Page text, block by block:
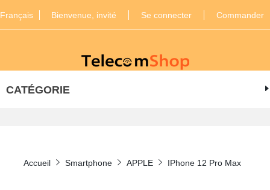
Français Bienvenue, invité Se connecter Commander
CATÉGORIE
Accueil Smartphone APPLE IPhone 12 Pro Max